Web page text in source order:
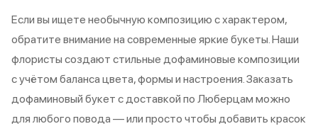
Если вы ищете необычную композицию с характером,
обратите внимание на современные яркие букеты. Наши
флористы создают стильные дофаминовые композиции
с учётом баланса цвета, формы и настроения. Заказать
дофаминовый букет с доставкой по Люберцам можно
для любого повода — или просто чтобы добавить красок